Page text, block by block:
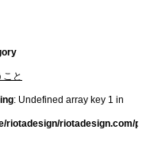
こと
: Undefined array key 1 in
riotadesign/riotadesign.com/